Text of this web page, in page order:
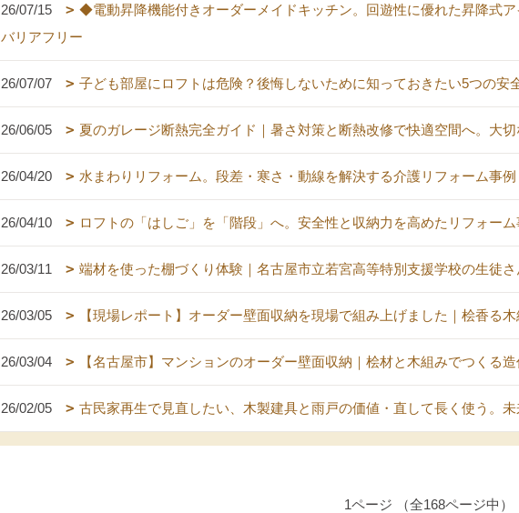
26/07/15
◆電動昇降機能付きオーダーメイドキッチン。回遊性に優れた昇降式
バリアフリー
26/07/07 子ども部屋にロフトは危険？後悔しないために知っておきたい5つの安
26/06/05 夏のガレージ断熱完全ガイド｜暑さ対策と断熱改修で快適空間へ。大
26/04/20 水まわりリフォーム。段差・寒さ・動線を解決する介護リフォーム事例
26/04/10 ロフトの「はしご」を「階段」へ。安全性と収納力を高めたリフォーム
26/03/11 端材を使った棚づくり体験｜名古屋市立若宮高等特別支援学校の生徒
26/03/05 【現場レポート】オーダー壁面収納を現場で組み上げました｜桧香る
26/03/04 【名古屋市】マンションのオーダー壁面収納｜桧材と木組みでつくる
26/02/05 古民家再生で見直したい、木製建具と雨戸の価値・直して長く使う。
1ページ （全168ページ中）